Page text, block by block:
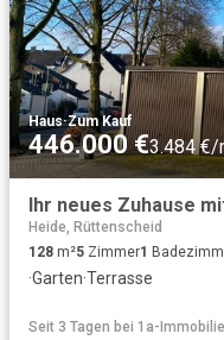
Haus·Zum Kauf
446.000 €3.484 €/
Heide, Rüttenscheid
128 m²5 Zimmer1
·Garten·Terrasse
Seit 3 Tagen bei 1a-